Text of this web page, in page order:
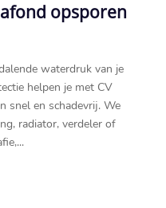
opsporen
waterdruk van je
helpen je met CV
snel en schadevrij.​ We
radiator, verdeler of